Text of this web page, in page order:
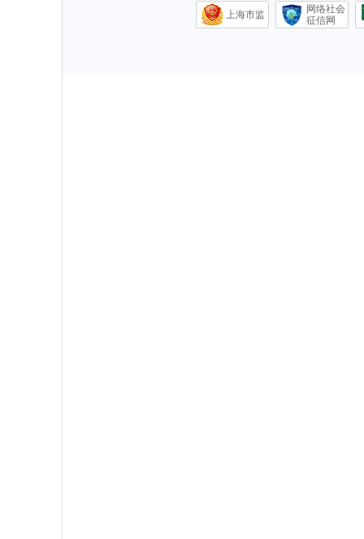
上海市监
网络社会
征信网